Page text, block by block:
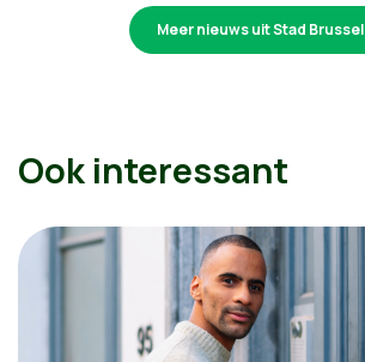
Meer nieuws uit Stad Brussel
Ook interessant